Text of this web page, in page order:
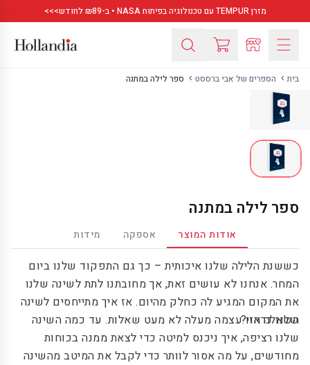
מזרן TEMPUR עם טכנולוגיה בפיתוח NASA • ב-₪89 לחודש>>>
בית הספרים של אבי ברססט ספר לילה במתנה
ספר לילה במתנה
אודות המוצר אספקה מידות
כששנת הלילה שלנו איכותית – כך גם התפקוד שלנו ביום
המחר. אנחנו לא עושים זאת, אך מחובתנו לתת לשינה שלנו
את המקום המגיע לה כחלק מהיום. אז איך מתייחסים לשינה
שלנו כראוי?
השאלה הזו עצמה מעלה לא מעט שאלות. עד כמה השינה
שלנו רציפה, איך ניכנס למיטה כדי לצאת ממנה בכוחות
מחודשים, על מה אסור לוותר כדי לקבל את המיטב מהשינה